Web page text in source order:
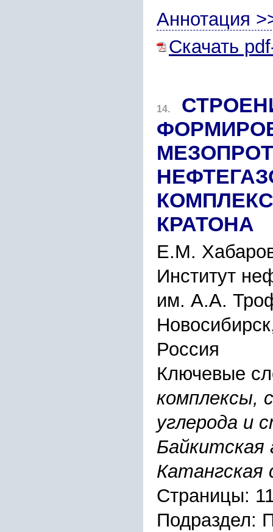
Аннотация
Скачать
14.
КРАТОНА
Е.М.
Институт
им. А.А.
Россия
Ключевые
комплексы,
углерода и
Байкитская
Катангская
Страницы: